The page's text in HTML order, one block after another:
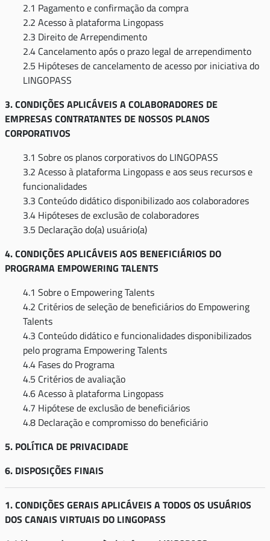
2.1 Pagamento e confirmação da compra
2.2 Acesso à plataforma Lingopass
2.3 Direito de Arrependimento
2.4 Cancelamento após o prazo legal de arrependimento
2.5 Hipóteses de cancelamento de acesso por iniciativa do
LINGOPASS
3. CONDIÇÕES APLICÁVEIS A COLABORADORES DE
EMPRESAS CONTRATANTES DE NOSSOS PLANOS
CORPORATIVOS
3.1 Sobre os planos corporativos do LINGOPASS
3.2 Acesso à plataforma Lingopass e aos seus recursos e
funcionalidades
3.3 Conteúdo didático disponibilizado aos colaboradores
3.4 Hipóteses de exclusão de colaboradores
3.5 Declaração do(a) usuário(a)
4. CONDIÇÕES APLICÁVEIS AOS BENEFICIÁRIOS DO
PROGRAMA EMPOWERING TALENTS
4.1 Sobre o Empowering Talents
4.2 Critérios de seleção de beneficiários do Empowering
Talents
4.3 Conteúdo didático e funcionalidades disponibilizados
pelo programa Empowering Talents
4.4 Fases do Programa
4.5 Critérios de avaliação
4.6 Acesso à plataforma Lingopass
4.7 Hipótese de exclusão de beneficiários
4.8 Declaração e compromisso do beneficiário
5. POLÍTICA DE PRIVACIDADE
6. DISPOSIÇÕES FINAIS
1. CONDIÇÕES GERAIS APLICÁVEIS A TODOS OS USUÁRIOS
DOS CANAIS VIRTUAIS DO LINGOPASS